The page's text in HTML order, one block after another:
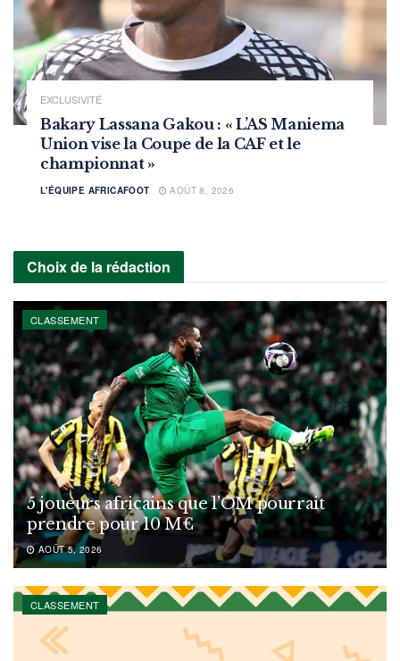
EXCLUSIVITÉ
Bakary Lassana Gakou : « L’AS Maniema
Union vise la Coupe de la CAF et le
championnat »
L'ÉQUIPE AFRICAFOOT AOÛT 8, 2026
Choix de la rédaction
CLASSEMENT
5 joueurs africains que l’OM pourrait
prendre pour 10 M€
AOÛT 5, 2026
CLASSEMENT